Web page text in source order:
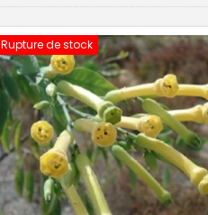
Rupture de stock